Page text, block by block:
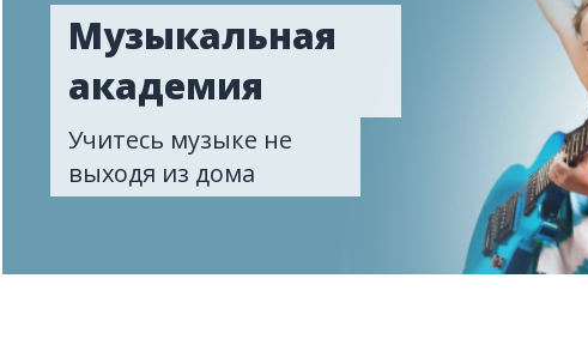
Музыкальная
академия
Учитесь музыке не
выходя из дома